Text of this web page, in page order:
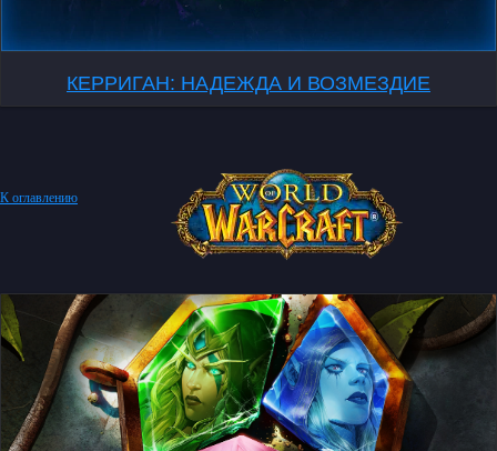
КЕРРИГАН: НАДЕЖДА И ВОЗМЕЗДИЕ
К оглавлению